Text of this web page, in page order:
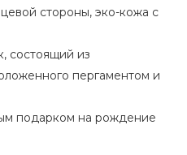
стороны, эко-кожа с
состоящий из
пергаментом и
подарком на рождение